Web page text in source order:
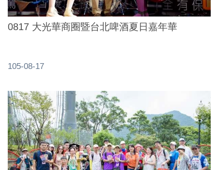
0817 大光華商圈暨台北啤酒夏日嘉年華
105-08-17